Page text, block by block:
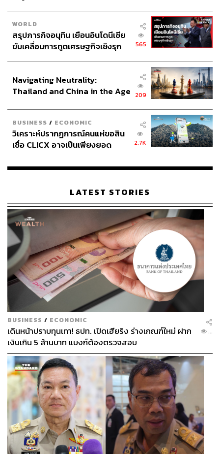
Google
เลย์ออฟ Microsoft
Generative AI
Amazon
Mark Zuckerberg
Block
OpenAI
254
THE STANDARD WEALTH ผู้เสพติดโลก
โลกออฟไลน์และออนไลน์มาถอดรหัสความ
เคลื่อนไหวให้เป็นเรื่องเข้าใจง่าย สนุก และได้
ไอเดียใหม่ๆ
WORLD
สรุปภารกิจอนุทิน เยือนอินโดนีเซีย
ขับเคลื่อนการทูตเศรษฐกิจเชิงรุก
565
Navigating Neutrality:
Thailand and China in the Age
209
BUSINESS / ECONOMIC
วิเคราะห์ปรากฏการณ์คนแห่ขอสิน
เชื่อ CLICX อาจเป็นเพียงยอด
เรือนไทยที่ถูกซุกไว้
2.7K
LATEST STORIES
BUSINESS / ECONOMIC
เดินหน้าปราบทุนเทา! ธปท. เปิดเฮียริง ร่างเกณฑ์ใหม่ ฝาก
เงินเกิน 5 ล้านบาท แบงก์ต้องตรวจสอบ
...